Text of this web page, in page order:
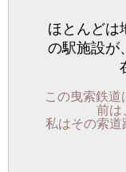
ほとんどは
の駅施設が
この曳索鉄道
前は
私はその索道